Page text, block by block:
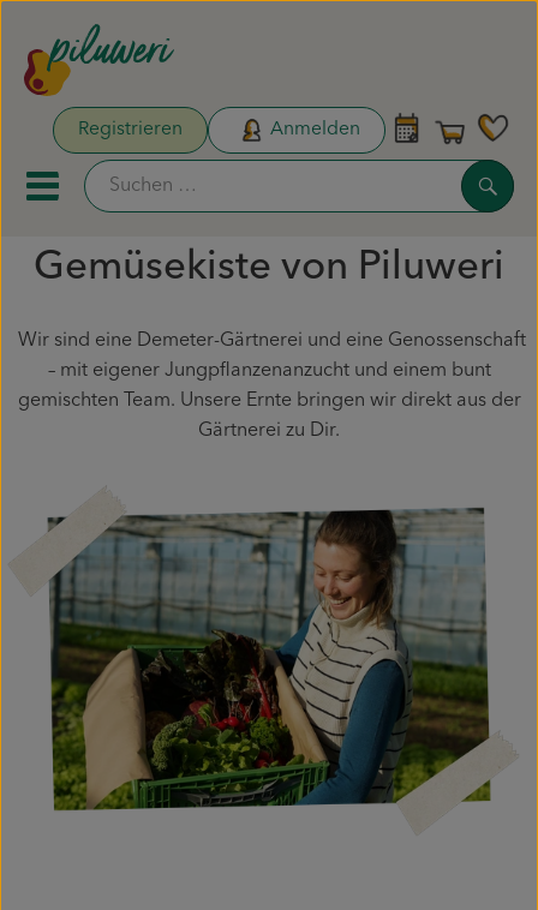
Registrieren Anmelden
Mobiles Menu öffnen oder
Aktionen & Neues
Naturdrogerie
Piluweri im Glas
Blumensträuße
Naturkost
Kühltheke
Backwaren
Gemüsekiste von Piluweri
Wir sind eine Demeter-Gärtnerei und eine Genossenschaft
– mit eigener Jungpflanzenanzucht und einem bunt
gemischten Team. Unsere Ernte bringen wir direkt aus der
Gärtnerei zu Dir.